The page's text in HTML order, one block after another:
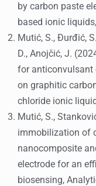
by carbon paste
based ionic
Mutić, S., Đurđić,
D., Anojčić, J.
for anticonvulsant
on graphitic
chloride ionic
Mutić, S.,
immobilization of
nanocomposite
electrode for an
biosensing,